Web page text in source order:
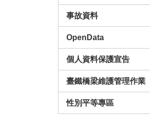
事故資料
OpenData
個人資料保護宣告
臺鐵橋梁維護管理作業
性別平等專區